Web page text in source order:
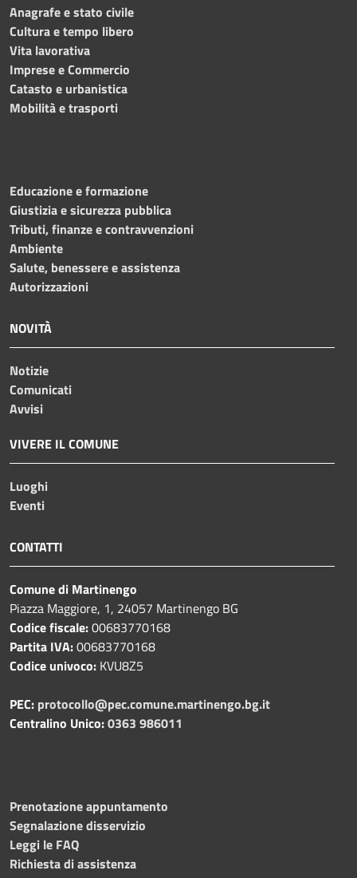
Anagrafe e stato civile
Cultura e tempo libero
Vita lavorativa
Imprese e Commercio
Catasto e urbanistica
Mobilità e trasporti
Educazione e formazione
Giustizia e sicurezza pubblica
Tributi, finanze e contravvenzioni
Ambiente
Salute, benessere e assistenza
Autorizzazioni
NOVITÀ
Notizie
Comunicati
Avvisi
VIVERE IL COMUNE
Luoghi
Eventi
CONTATTI
Comune di Martinengo
Piazza Maggiore, 1, 24057 Martinengo BG
Codice fiscale:00683770168
Partita IVA:00683770168
Codice univoco: KVU8Z5
PEC: protocollo@pec.comune.martinengo.bg.it
Centralino Unico:0363 986011
Prenotazione appuntamento
Segnalazione disservizio
Leggi le FAQ
Richiesta di assistenza